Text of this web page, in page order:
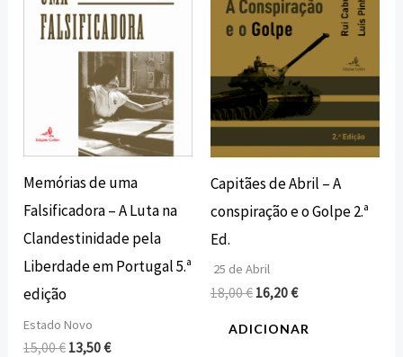
Memórias de uma
Falsificadora – A Luta na
Clandestinidade pela
Liberdade em Portugal 5.ª
edição
Estado Novo
15,00€ 13,50€
Capitães de Abril – A
conspiração e o Golpe 2.ª
Ed.
25 de Abril
18,00€ 16,20€
ADICIONAR